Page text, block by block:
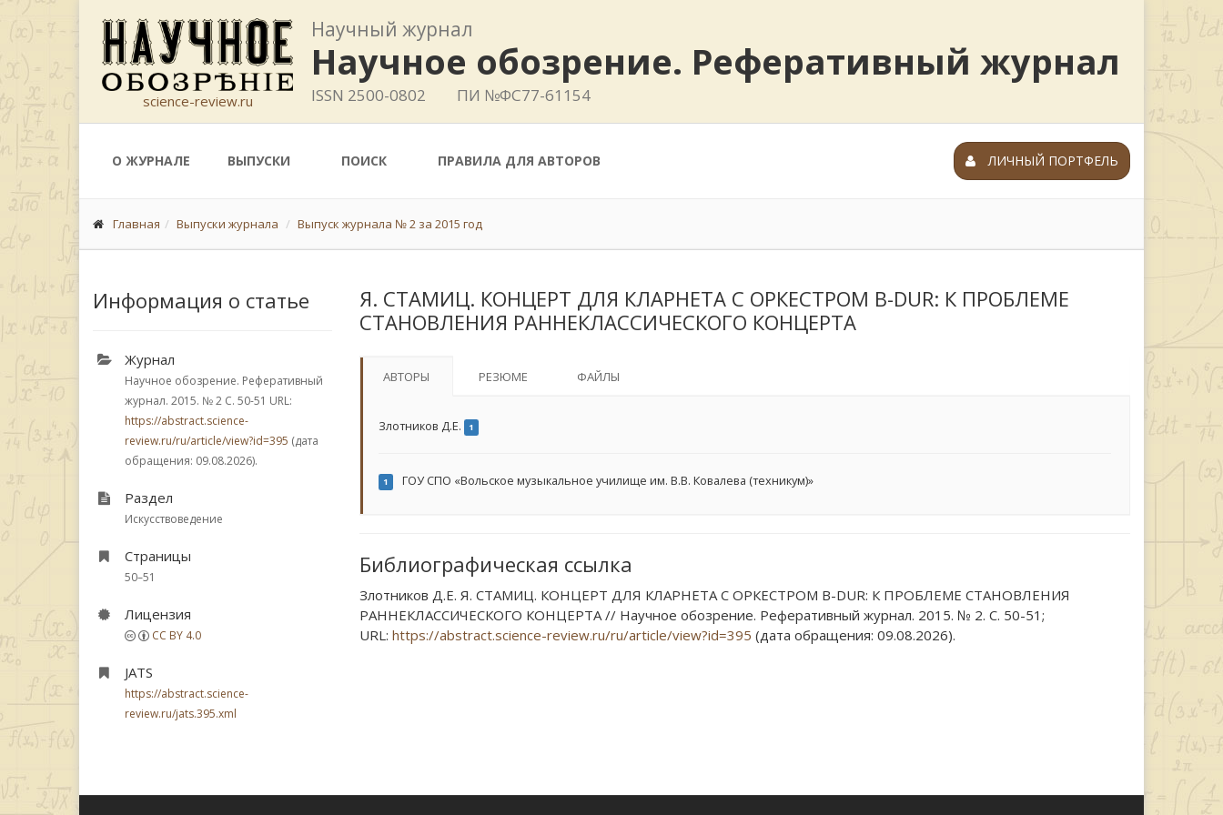
science-review.ru
Научный журнал
Научное обозрение. Реферативный журнал
ISSN 2500-0802 ПИ №ФС77-61154
О ЖУРНАЛЕ ВЫПУСКИ ПОИСК ПРАВИЛА ДЛЯ АВТОРОВ ЛИЧНЫЙ ПОРТФЕЛЬ
Главная Выпуски журнала Выпуск журнала № 2 за 2015 год
Информация о статье
Журнал
Научное обозрение. Реферативный
журнал. 2015. № 2 С. 50-51 URL:
https://abstract.science-
review.ru/ru/article/view?id=395 (дата
обращения: 09.08.2026).
Раздел
Искусствоведение
Страницы
50–51
Лицензия
CC BY 4.0
JATS
https://abstract.science-
review.ru/jats.395.xml
Я. СТАМИЦ. КОНЦЕРТ ДЛЯ КЛАРНЕТА С ОРКЕСТРОМ B-DUR: К ПРОБЛЕМЕ
СТАНОВЛЕНИЯ РАННЕКЛАССИЧЕСКОГО КОНЦЕРТА
АВТОРЫ РЕЗЮМЕ ФАЙЛЫ
Злотников Д.Е. 1
1 ГОУ СПО «Вольское музыкальное училище им. В.В. Ковалева (техникум)»
Библиографическая ссылка
Злотников Д.Е. Я. СТАМИЦ. КОНЦЕРТ ДЛЯ КЛАРНЕТА С ОРКЕСТРОМ B-DUR: К ПРОБЛЕМЕ СТАНОВЛЕНИЯ
РАННЕКЛАССИЧЕСКОГО КОНЦЕРТА // Научное обозрение. Реферативный журнал. 2015. № 2. С. 50-51;
URL: https://abstract.science-review.ru/ru/article/view?id=395 (дата обращения: 09.08.2026).